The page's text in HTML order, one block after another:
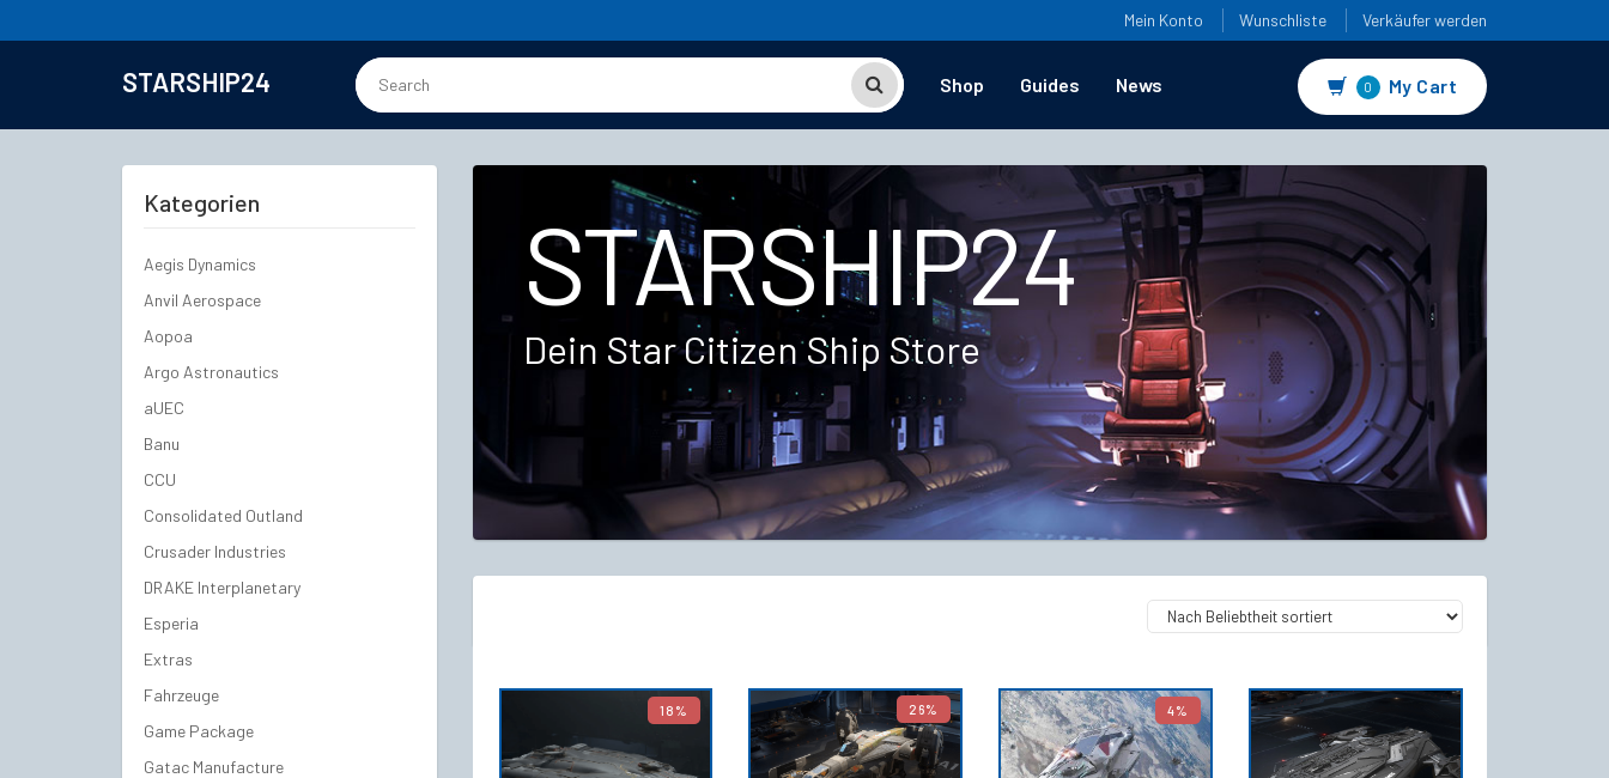
Mein Konto Wunschliste Verkäufer werden
STARSHIP24 Shop Guides News 0 My Cart
STARSHIP24
Dein Star Citizen Ship Store
18%
IN DEN WARENKORB
26%
IN DEN WARENKORB 4%
IN DEN WARENKORB
Kategorien
Aegis Dynamics
Anvil Aerospace
Aopoa
Argo Astronautics
aUEC
Banu
CCU
Consolidated Outland
Crusader Industries
DRAKE Interplanetary
Esperia
Extras
Fahrzeuge
Game Package
Gatac Manufacture